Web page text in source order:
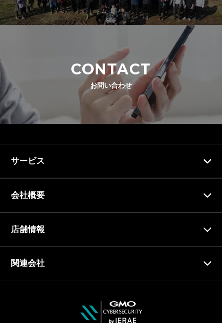
CONTACT
お問い合わせ
サービス
会社概要
店舗情報
関連会社